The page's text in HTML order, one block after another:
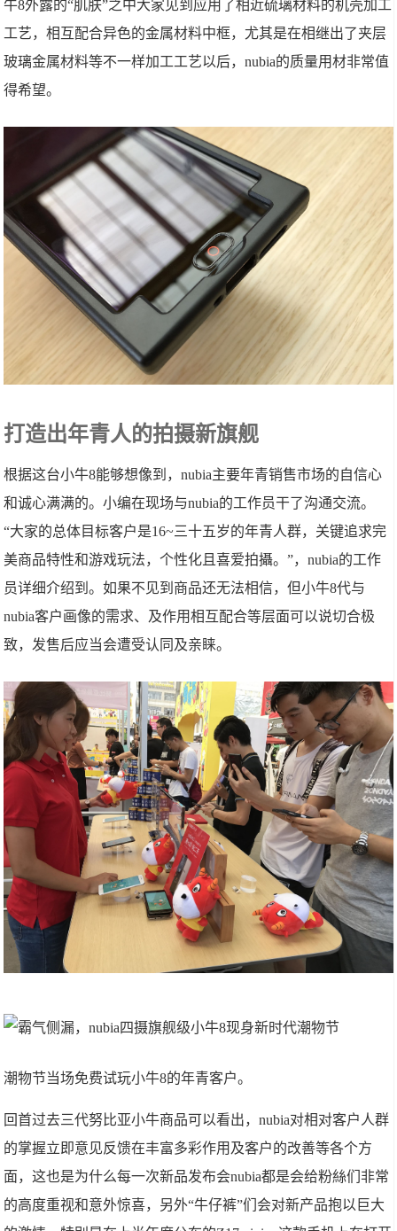
牛8外露的“肌肤”之中大家见到应用了相近硫璃材料的机壳加工
工艺，相互配合异色的金属材料中框，尤其是在相继出了夹层
玻璃金属材料等不一样加工工艺以后，nubia的质量用材非常值
得希望。
打造出年青人的拍摄新旗舰
根据这台小牛8能够想像到，nubia主要年青销售市场的自信心
和诚心满满的。小编在现场与nubia的工作员干了沟通交流。
“大家的总体目标客户是16~三十五岁的年青人群，关键追求完
美商品特性和游戏玩法，个性化且喜爱拍攝。”，nubia的工作
员详细介绍到。如果不见到商品还无法相信，但小牛8代与
nubia客户画像的需求、及作用相互配合等层面可以说切合极
致，发售后应当会遭受认同及亲睐。
潮物节当场免费试玩小牛8的年青客户。
回首过去三代努比亚小牛商品可以看出，nubia对相对客户人群
的掌握立即意见反馈在丰富多彩作用及客户的改善等各个方
面，这也是为什么每一次新品发布会nubia都是会给粉絲们非常
的高度重视和意外惊喜，另外“牛仔裤”们会对新产品抱以巨大